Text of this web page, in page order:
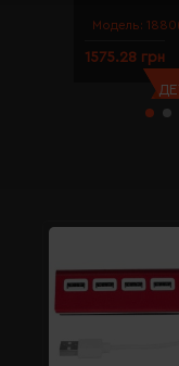
Модель:
1575.28 грн